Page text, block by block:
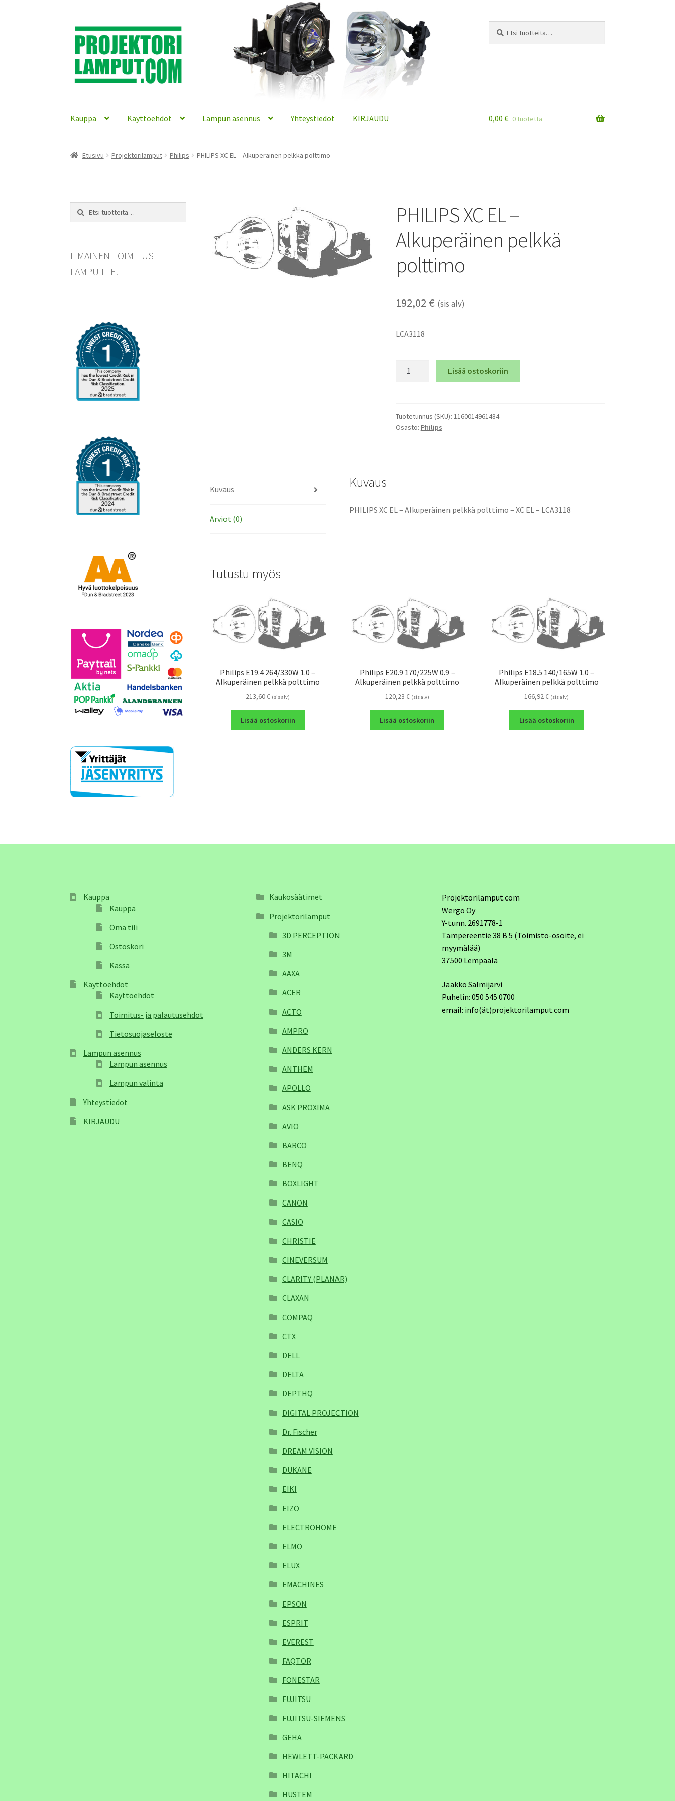
Siirry
navigointiin
Siirry
sisältöön
Kauppa Käyttöehdot Lampun asennus Yhteystiedot KIRJAUDU 0,00 € 0 tuotetta
Etusivu Projektorilamput Philips PHILIPS XC EL – Alkuperäinen pelkkä polttimo
PHILIPS XC EL –
Alkuperäinen pelkkä
polttimo
192,02 € (sis alv)
LCA3118
Alkuperäinen
pelkkä
Lisää ostoskoriin
Tuotetunnus (SKU): 1160014961484
Osasto: Philips
Kuvaus
Arviot (0)
Kuvaus
PHILIPS XC EL – Alkuperäinen pelkkä polttimo – XC EL – LCA3118
Tutustu myös
Philips E19.4 264/330W 1.0 –
Alkuperäinen pelkkä polttimo
213,60€ (sis alv)
Lisää ostoskoriin
Philips E20.9 170/225W 0.9 –
Alkuperäinen pelkkä polttimo
120,23 € (sis alv)
Lisää ostoskoriin
Philips E18.5 140/165W 1.0 –
Alkuperäinen pelkkä polttimo
166,92€ (sis alv)
Lisää ostoskoriin
Etsi:
Haku
ILMAINEN TOIMITUS
LAMPUILLE!
Kauppa
Kauppa
Oma tili
Ostoskori
Kassa
Käyttöehdot
Käyttöehdot
Toimitus- ja palautusehdot
Tietosuojaseloste
Lampun asennus
Lampun asennus
Lampun valinta
Yhteystiedot
KIRJAUDU
Kaukosäätimet
Projektorilamput
3D PERCEPTION
3M
AAXA
ACER
ACTO
AMPRO
ANDERS KERN
ANTHEM
APOLLO
ASK PROXIMA
AVIO
BARCO
BENQ
BOXLIGHT
CANON
CASIO
CHRISTIE
CINEVERSUM
CLARITY (PLANAR)
CLAXAN
COMPAQ
CTX
DELL
DELTA
DEPTHQ
DIGITAL PROJECTION
Dr. Fischer
DREAM VISION
DUKANE
EIKI
EIZO
ELECTROHOME
ELMO
ELUX
EMACHINES
EPSON
ESPRIT
EVEREST
FAQTOR
FONESTAR
FUJITSU
FUJITSU-SIEMENS
GEHA
HEWLETT-PACKARD
HITACHI
HUSTEM
Projektorilamput.com
Wergo Oy
Y-tunn. 2691778-1
Tampereentie 38 B 5 (Toimisto-osoite, ei
myymälää)
37500 Lempäälä
Jaakko Salmijärvi
Puhelin: 050 545 0700
email: info(ät)projektorilamput.com